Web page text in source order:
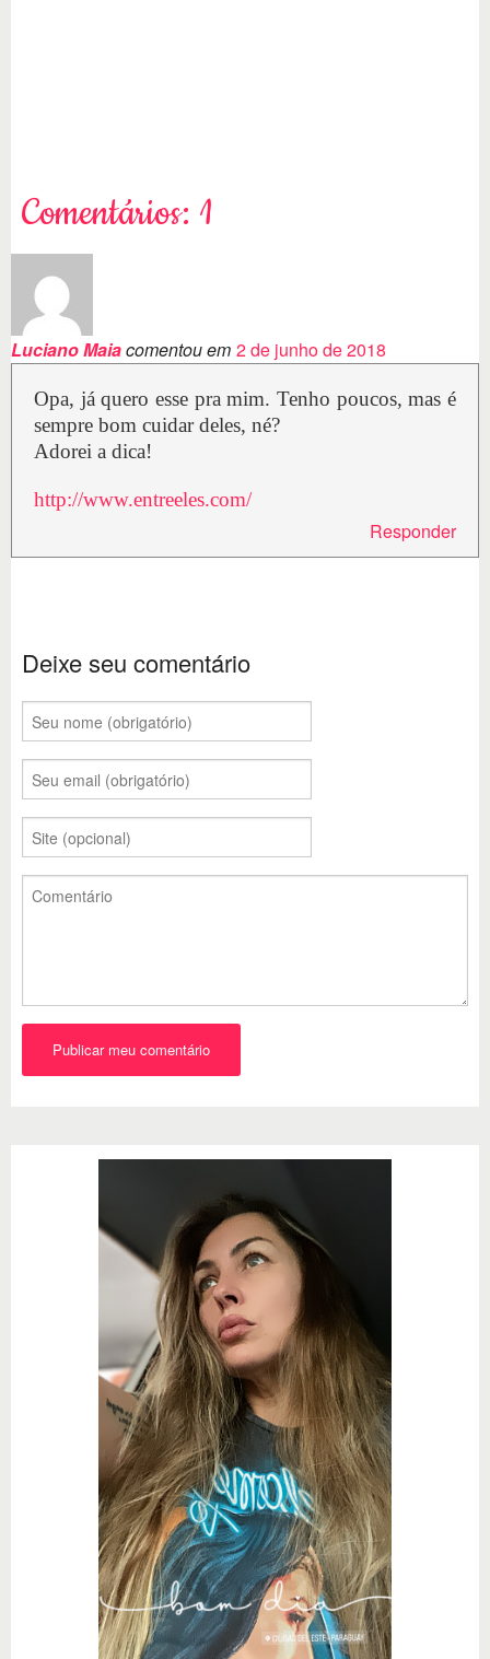
Comentários: 1
Luciano Maiacomentou em 2 de junho de 2018
Opa, já quero esse pra mim. Tenho poucos, mas é
sempre bom cuidar deles, né?
Adorei a dica!
http://www.entreeles.com/
Responder
Deixe seu comentário